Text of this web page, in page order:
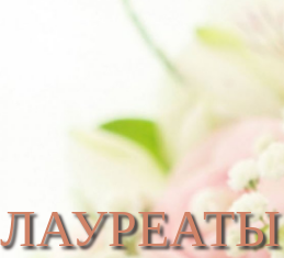
ЛАУРЕАТЫ